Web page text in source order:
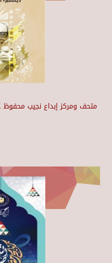
متحف ومركز إبداع نجيب محفوظ ١١٤ عاماً على ميلاد صاحب الثلاثية